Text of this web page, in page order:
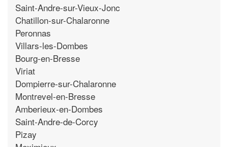
Saint-Andre-sur-Vieux-Jonc
Chatillon-sur-Chalaronne
Peronnas
Villars-les-Dombes
Bourg-en-Bresse
Viriat
Dompierre-sur-Chalaronne
Montrevel-en-Bresse
Amberieux-en-Dombes
Saint-Andre-de-Corcy
Pizay